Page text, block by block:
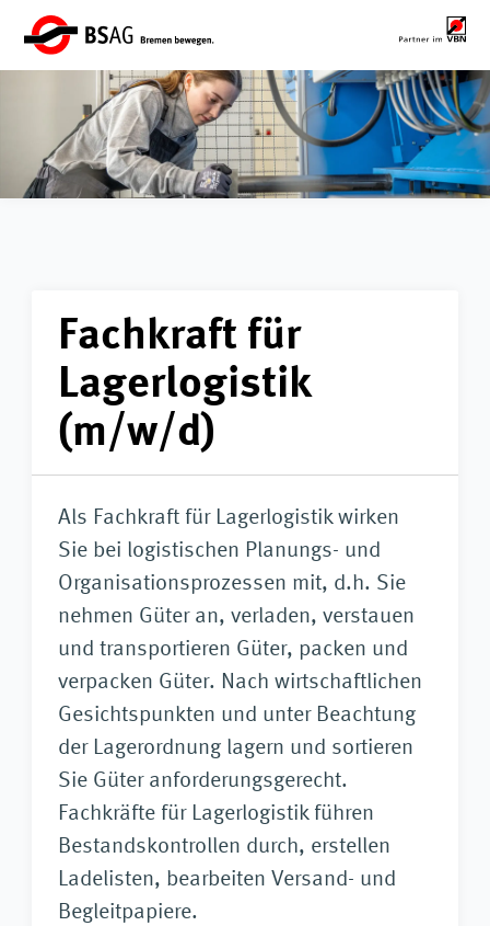
Fachkraft für
Lagerlogistik
(m/w/d)
Als Fachkraft für Lagerlogistik wirken
Sie bei logistischen Planungs- und
Organisationsprozessen mit, d.h. Sie
nehmen Güter an, verladen, verstauen
und transportieren Güter, packen und
verpacken Güter. Nach wirtschaftlichen
Gesichtspunkten und unter Beachtung
der Lagerordnung lagern und sortieren
Sie Güter anforderungsgerecht.
Fachkräfte für Lagerlogistik führen
Bestandskontrollen durch, erstellen
Ladelisten, bearbeiten Versand- und
Begleitpapiere.